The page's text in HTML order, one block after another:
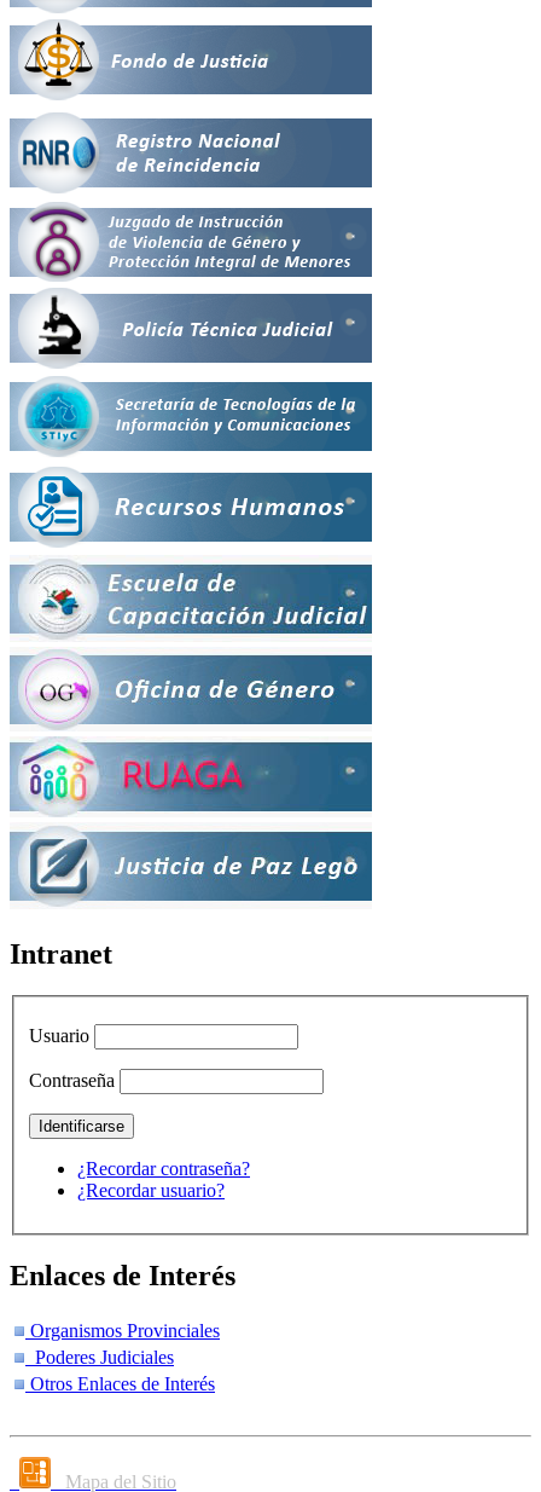
Intranet
Usuario
Contraseña
¿Recordar contraseña?
¿Recordar usuario?
Enlaces de Interés
Organismos Provinciales
Poderes Judiciales
Otros Enlaces de Interés
Mapa del Sitio